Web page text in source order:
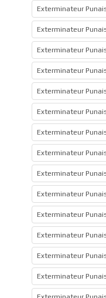
Exterminateur
Exterminateur
Exterminateur
Exterminateur
Exterminateur
Exterminateur
Exterminateur
Exterminateur
Exterminateur
Exterminateur
Exterminateur
Exterminateur
Exterminateur
Exterminateur